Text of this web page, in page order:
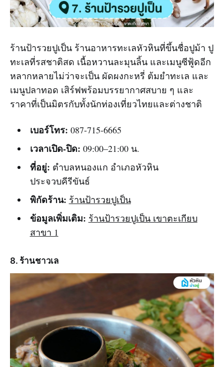
ร้านป้ารวยปูเป็น ร้านอาหารทะเลหัวหินที่ขึ้นชื่อปูม้า ปู
ทะเลที่รสชาติสด เนื้อหวานละมุนลิ้น และเมนูซีฟู้ดอีก
หลากหลายไม่ว่าจะเป็น ผัดผงกะหรี่ ต้มยำทะเล และ
เมนูปลาทอด เสิร์ฟพร้อมบรรยากาศสบาย ๆ และ
ราคาที่เป็นมิตรกับทั้งนักท่องเที่ยวไทยและต่างชาติ
เบอร์โทร: 087-715-6665
เวลาเปิด-ปิด: 09:00–21:00 น.
ที่อยู่: ตำบลหนองแก อำเภอหัวหิน
ประจวบคีรีขันธ์
พิกัดร้าน: ร้านป้ารวยปูเป็น
ข้อมูลเพิ่มเติม: ร้านป้ารวยปูเป็น เขาตะเกียบ
สาขา 1
8. ร้านชาวเล